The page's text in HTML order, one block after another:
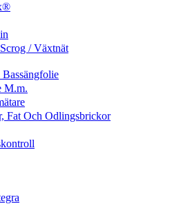
/ Växtnät
M.m.
Fat Och Odlingsbrickor